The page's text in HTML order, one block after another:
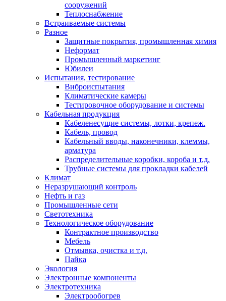
сооружений
Теплоснабжение
Встраиваемые системы
Разное
Защитные покрытия, промышленная химия
Неформат
Промышленный маркетинг
Юбилеи
Испытания, тестирование
Виброиспытания
Климатические камеры
Тестировочное оборудование и системы
Кабельная продукция
Кабеленесущие системы, лотки, крепеж.
Кабель, провод
Кабельный вводы, наконечники, клеммы,
арматура
Распределительные коробки, короба и т.д.
Трубные системы для прокладки кабелей
Климат
Неразрушающий контроль
Нефть и газ
Промышленные сети
Светотехника
Технологическое оборудование
Контрактное производство
Мебель
Отмывка, очистка и т.д.
Пайка
Экология
Электронные компоненты
Электротехника
Электрообогрев